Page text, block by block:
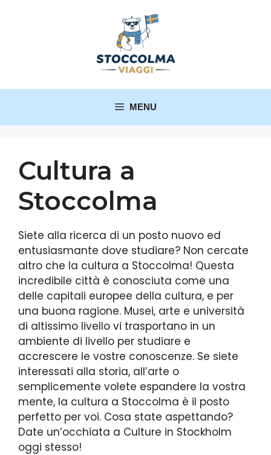
MENU
Cultura a
Stoccolma
Siete alla ricerca di un posto nuovo ed
entusiasmante dove studiare? Non cercate
altro che la cultura a Stoccolma! Questa
incredibile città è conosciuta come una
delle capitali europee della cultura, e per
una buona ragione. Musei, arte e università
di altissimo livello vi trasportano in un
ambiente di livello per studiare e
accrescere le vostre conoscenze. Se siete
interessati alla storia, all’arte o
semplicemente volete espandere la vostra
mente, la cultura a Stoccolma è il posto
perfetto per voi. Cosa state aspettando?
Date un’occhiata a Culture in Stockholm
oggi stesso!